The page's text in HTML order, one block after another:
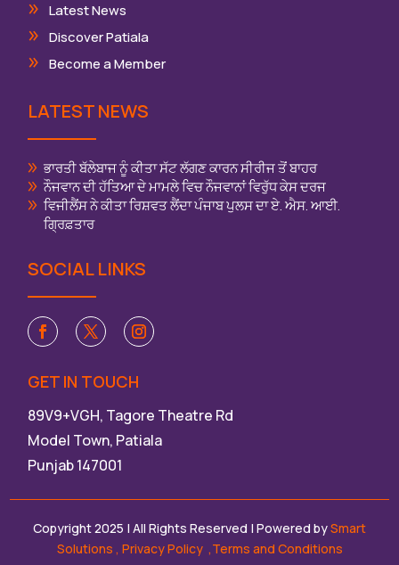
Latest News
Discover Patiala
Become a Member
LATEST NEWS
ਭਾਰਤੀ ਬੱਲੇਬਾਜ ਨੂੰ ਕੀਤਾ ਸੱਟ ਲੱਗਣ ਕਾਰਨ ਸੀਰੀਜ ਤੋਂ ਬਾਹਰ
ਨੌਜਵਾਨ ਦੀ ਹੱਤਿਆ ਦੇ ਮਾਮਲੇ ਵਿਚ ਨੌਜਵਾਨਾਂ ਵਿਰੁੱਧ ਕੇਸ ਦਰਜ
ਵਿਜੀਲੈਂਸ ਨੇ ਕੀਤਾ ਰਿਸ਼ਵਤ ਲੈਂਦਾ ਪੰਜਾਬ ਪੁਲਸ ਦਾ ਏ. ਐਸ. ਆਈ.
ਗ੍ਰਿਫ਼ਤਾਰ
SOCIAL LINKS
GET IN TOUCH
89V9+VGH, Tagore Theatre Rd
Model Town, Patiala
Punjab 147001
Copyright 2025 | All Rights Reserved | Powered bySmart
Solutions , Privacy Policy ,Terms and Conditions